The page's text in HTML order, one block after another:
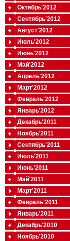
Октябрь'2012
Сентябрь'2012
Август'2012
Июль'2012
Июнь'2012
Май'2012
Апрель'2012
Март'2012
Февраль'2012
Январь'2012
Декабрь'2011
Ноябрь'2011
Сентябрь'2011
Июль'2011
Июнь'2011
Май'2011
Март'2011
Февраль'2011
Январь'2011
Декабрь'2010
Ноябрь'2010